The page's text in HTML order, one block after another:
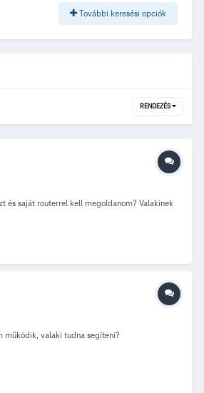
További keresési opciók
RENDEZÉS
és saját routerrel kell megoldanom? Valakinek
működik, valaki tudna segíteni?